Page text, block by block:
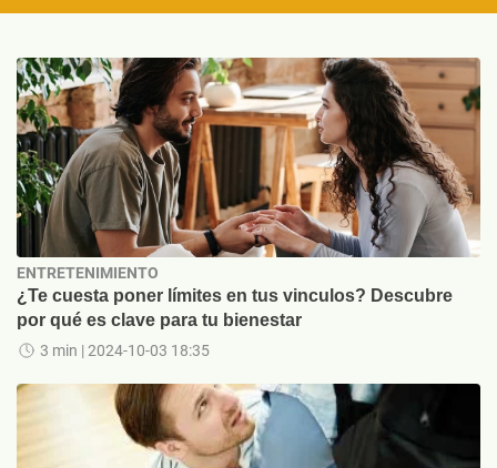
ENTRETENIMIENTO
¿Te cuesta poner límites en tus vinculos? Descubre
por qué es clave para tu bienestar
3 min | 2024-10-03 18:35